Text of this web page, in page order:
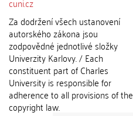
Za dodržení všech ustanovení
autorského zákona jsou
zodpovědné jednotlivé složky
Univerzity Karlovy. / Each
constituent part of Charles
University is responsible for
adherence to all provisions of the
copyright law.